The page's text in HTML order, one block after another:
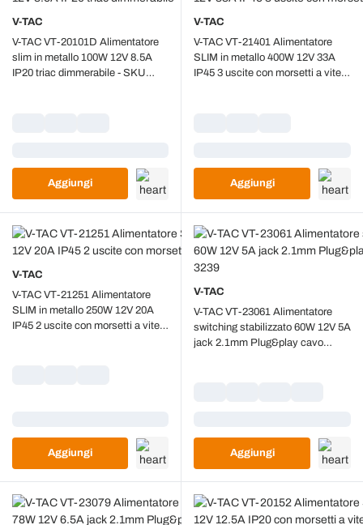
V-TAC
V-TAC VT-20101D Alimentatore
slim in metallo 100W 12V 8.5A
IP20 triac dimmerabile - SKU
Aggiungi
V-TAC
V-TAC VT-21401 Alimentatore
SLIM in metallo 400W 12V 33A
IP45 3 uscite con morsetti a vite -
Aggiungi
V-TAC
V-TAC VT-21251 Alimentatore
SLIM in metallo 250W 12V 20A
IP45 2 uscite con morsetti a vite -
Aggiungi
V-TAC
V-TAC VT-23061 Alimentatore
switching stabilizzato 60W 12V 5A
jack 2.1mm Plug&play cavo
Aggiungi